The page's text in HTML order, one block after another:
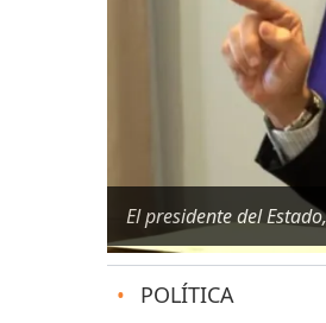
El presidente del
• POLÍTICA